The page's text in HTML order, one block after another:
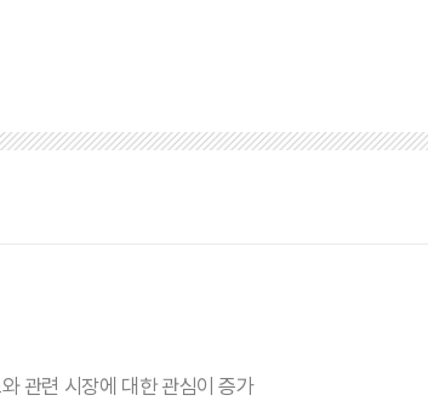
관련 시장에 대한 관심이 증가